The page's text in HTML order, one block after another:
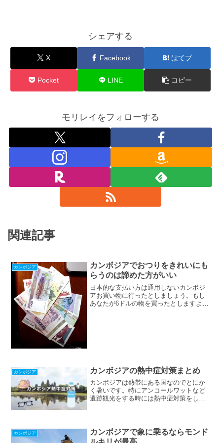
シェアする
X Facebook はてブ
Pocket LINE コピー
モリレイをフォローする
関連記事
カンボジア
カンボジアでおつりをきれいにも
らうのは諦めた方がいい
日本的な支払い方は通用しないカンボジ
アお買い物に行ったとしましょう。もし
あなたが6ドルの物を買ったとしますよ
カンボジア カンボジアの熱中症対策まとめ
カンボジアは熱帯にある国なのでとにか
く暑いです。特にアンコールワットなど
遺跡観光をする時には熱中症対策をしっ
ます。
カンボジア
カンボジアで象に乗るならモンド